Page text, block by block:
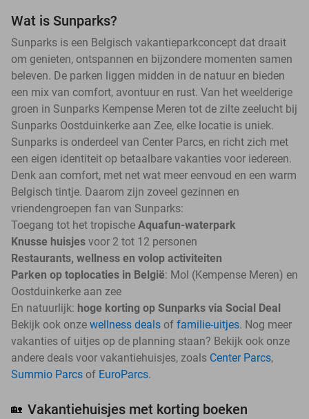
Wat is Sunparks?
Sunparks is een Belgisch vakantieparkconcept dat draait
om genieten, ontspannen en bijzondere momenten samen
beleven. De parken liggen midden in de natuur en bieden
een mix van comfort, avontuur en rust. Van het weelderige
groen in Sunparks Kempense Meren tot de zilte zeelucht bij
Sunparks Oostduinkerke aan Zee, elke locatie is uniek.
Sunparks is onderdeel van Center Parcs, en richt zich met
een eigen identiteit op betaalbare vakanties voor iedereen.
Denk aan comfort, met net wat meer eenvoud en een warm
Belgisch tintje. Daarom zijn zoveel gezinnen en
vriendengroepen fan van Sunparks:
Toegang tot het tropische Aquafun-waterpark
Knusse huisjes voor 2 tot 12 personen
Restaurants, wellness en volop activiteiten
Parken op toplocaties in België: Mol (Kempense Meren) en
Oostduinkerke aan zee
En natuurlijk: hoge korting op Sunparks via Social Deal
Bekijk ook onze wellness deals of familie-uitjes. Nog meer
vakanties of uitjes op de planning staan? Bekijk ook onze
andere deals voor vakantiehuisjes, zoals Center Parcs,
Summio Parcs of EuroParcs.
🏡 Vakantiehuisjes met korting boeken